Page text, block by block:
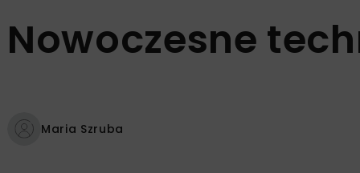
Nowoczesne
Maria Szruba